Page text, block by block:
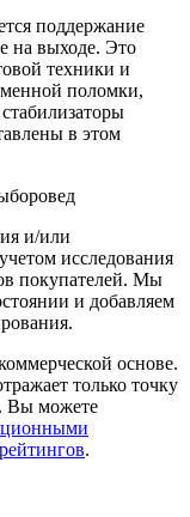
поддержание
на выходе. Это
техники и
поломки,
в этом
и/или
исследования
покупателей. Мы
и добавляем
основе.
только точку
Вы можете
.